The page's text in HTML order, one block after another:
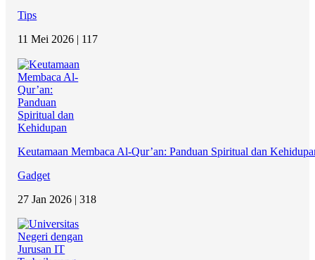
Tips
11 Mei 2026 | 117
Keutamaan Membaca Al-Qur’an: Panduan Spiritual dan
Gadget
27 Jan 2026 |318